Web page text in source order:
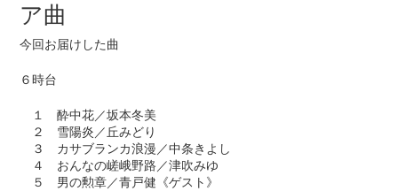
ア曲
今回お届けした曲
６時台
１ 酔中花／坂本冬美
２ 雪陽炎／丘みどり
３ カサブランカ浪漫／中条きよし
４ おんなの嵯峨野路／津吹みゆ
５ 男の勲章／青戸健《ゲスト》